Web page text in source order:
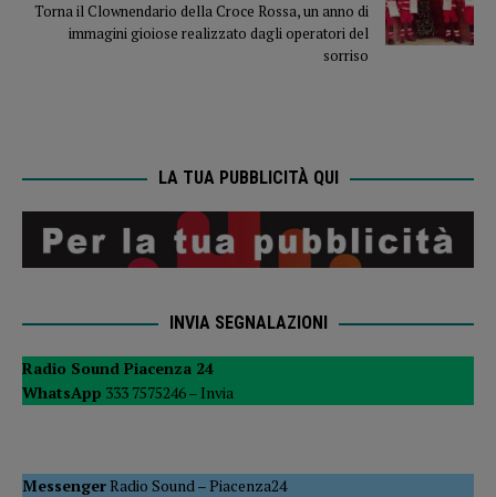
Torna il Clownendario della Croce Rossa, un anno di
immagini gioiose realizzato dagli operatori del
sorriso
LA TUA PUBBLICITÀ QUI
INVIA SEGNALAZIONI
Radio Sound Piacenza 24
WhatsApp 333 7575246 – Invia
MessengerRadio Sound –Piacenza24